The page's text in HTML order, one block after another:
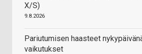
X/S)
9.8.2026
Pariutumisen haasteet
vaikutukset